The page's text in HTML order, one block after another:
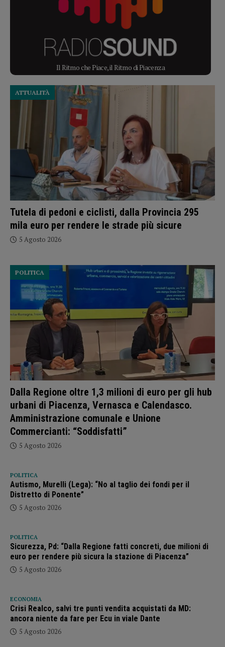
Il Ritmo che Piace, il Ritmo di Piacenza
Tutela di pedoni e ciclisti, dalla Provincia 295
mila euro per rendere le strade più sicure
ATTUALITÀ
5 Agosto 2026
Dalla Regione oltre 1,3 milioni di euro per gli hub
urbani di Piacenza, Vernasca e Calendasco.
Amministrazione comunale e Unione
Commercianti: “Soddisfatti”
POLITICA
5 Agosto 2026
POLITICA
Autismo, Murelli (Lega): “No al taglio dei fondi per il
Distretto di Ponente”
5 Agosto 2026
POLITICA
Sicurezza, Pd: “Dalla Regione fatti concreti, due milioni di
euro per rendere più sicura la stazione di Piacenza”
5 Agosto 2026
ECONOMIA
Crisi Realco, salvi tre punti vendita acquistati da MD:
ancora niente da fare per Ecu in viale Dante
5 Agosto 2026